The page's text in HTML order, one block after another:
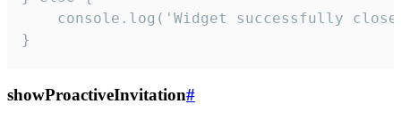
console.log('Widget successfully
}
showProactiveInvitation#